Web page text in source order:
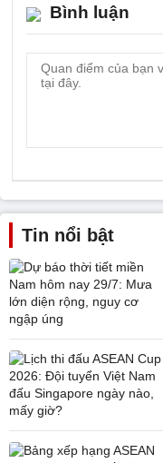
Bình luận
Tin nổi bật